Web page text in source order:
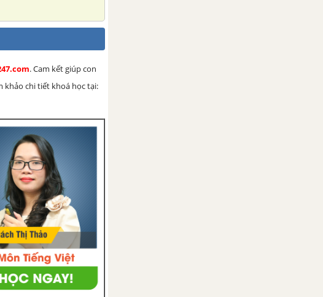
. Cam kết giúp con
khảo chi tiết khoá học tại: